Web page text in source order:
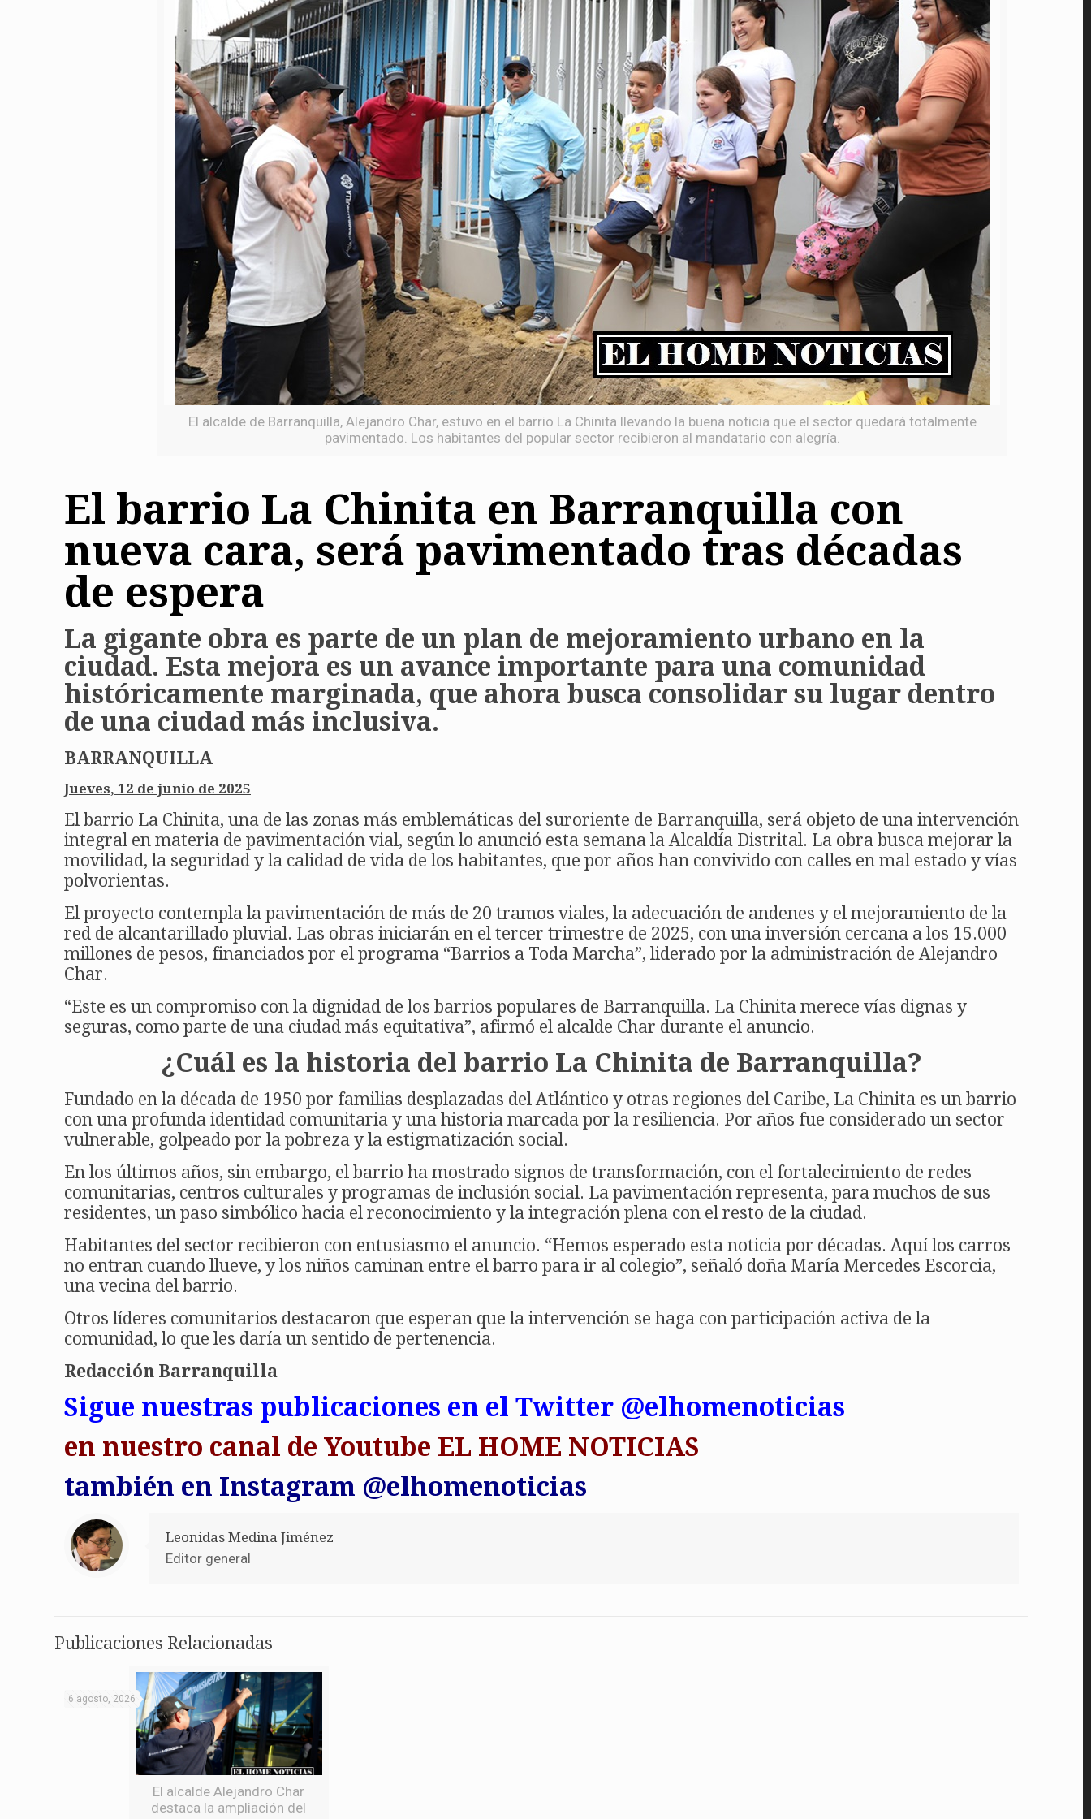
El alcalde de Barranquilla, Alejandro Char, estuvo en el barrio La Chinita llevando la buena noticia que el sector quedará totalmente
pavimentado. Los habitantes del popular sector recibieron al mandatario con alegría.
El barrio La Chinita en Barranquilla con
nueva cara, será pavimentado tras décadas
de espera
La gigante obra es parte de un plan de mejoramiento urbano en la
ciudad. Esta mejora es un avance importante para una comunidad
históricamente marginada, que ahora busca consolidar su lugar dentro
de una ciudad más inclusiva.
BARRANQUILLA
Jueves, 12 de junio de 2025
El barrio La Chinita, una de las zonas más emblemáticas del suroriente de Barranquilla, será objeto de una intervención
integral en materia de pavimentación vial, según lo anunció esta semana la Alcaldía Distrital. La obra busca mejorar la
movilidad, la seguridad y la calidad de vida de los habitantes, que por años han convivido con calles en mal estado y vías
polvorientas.
El proyecto contempla la pavimentación de más de 20 tramos viales, la adecuación de andenes y el mejoramiento de la
red de alcantarillado pluvial. Las obras iniciarán en el tercer trimestre de 2025, con una inversión cercana a los 15.000
millones de pesos, financiados por el programa “Barrios a Toda Marcha”, liderado por la administración de Alejandro
Char.
“Este es un compromiso con la dignidad de los barrios populares de Barranquilla. La Chinita merece vías dignas y
seguras, como parte de una ciudad más equitativa”, afirmó el alcalde Char durante el anuncio.
¿Cuál es la historia del barrio La Chinita de Barranquilla?
Fundado en la década de 1950 por familias desplazadas del Atlántico y otras regiones del Caribe, La Chinita es un barrio
con una profunda identidad comunitaria y una historia marcada por la resiliencia. Por años fue considerado un sector
vulnerable, golpeado por la pobreza y la estigmatización social.
En los últimos años, sin embargo, el barrio ha mostrado signos de transformación, con el fortalecimiento de redes
comunitarias, centros culturales y programas de inclusión social. La pavimentación representa, para muchos de sus
residentes, un paso simbólico hacia el reconocimiento y la integración plena con el resto de la ciudad.
Habitantes del sector recibieron con entusiasmo el anuncio. “Hemos esperado esta noticia por décadas. Aquí los carros
no entran cuando llueve, y los niños caminan entre el barro para ir al colegio”, señaló doña María Mercedes Escorcia,
una vecina del barrio.
Otros líderes comunitarios destacaron que esperan que la intervención se haga con participación activa de la
comunidad, lo que les daría un sentido de pertenencia.
Redacción Barranquilla
Sigue nuestras publicaciones en el Twitter @elhomenoticias
en nuestro canal de Youtube EL HOME NOTICIAS
también en Instagram @elhomenoticias
Leonidas Medina Jiménez
Editor general
Publicaciones Relacionadas
El alcalde Alejandro Char
destaca la ampliación del
6 agosto, 2026